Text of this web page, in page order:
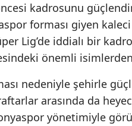
kadrosunu
forması giyen
Lig’de iddialı bir
önemli
nedeniyle şehirle
arasında da
yönetimiyle